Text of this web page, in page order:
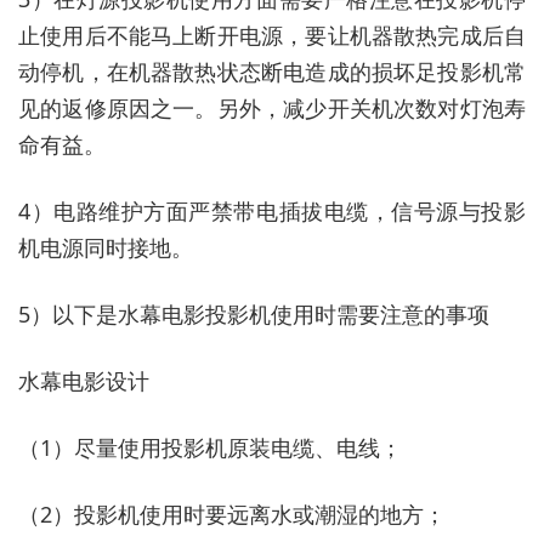
止使用后不能马上断开电源，要让机器散热完成后自
动停机，在机器散热状态断电造成的损坏足投影机常
见的返修原因之一。另外，减少开关机次数对灯泡寿
命有益。
4）电路维护方面严禁带电插拔电缆，信号源与投影
机电源同时接地。
5）以下是水幕电影投影机使用时需要注意的事项
水幕电影设计
（1）尽量使用投影机原装电缆、电线；
（2）投影机使用时要远离水或潮湿的地方；